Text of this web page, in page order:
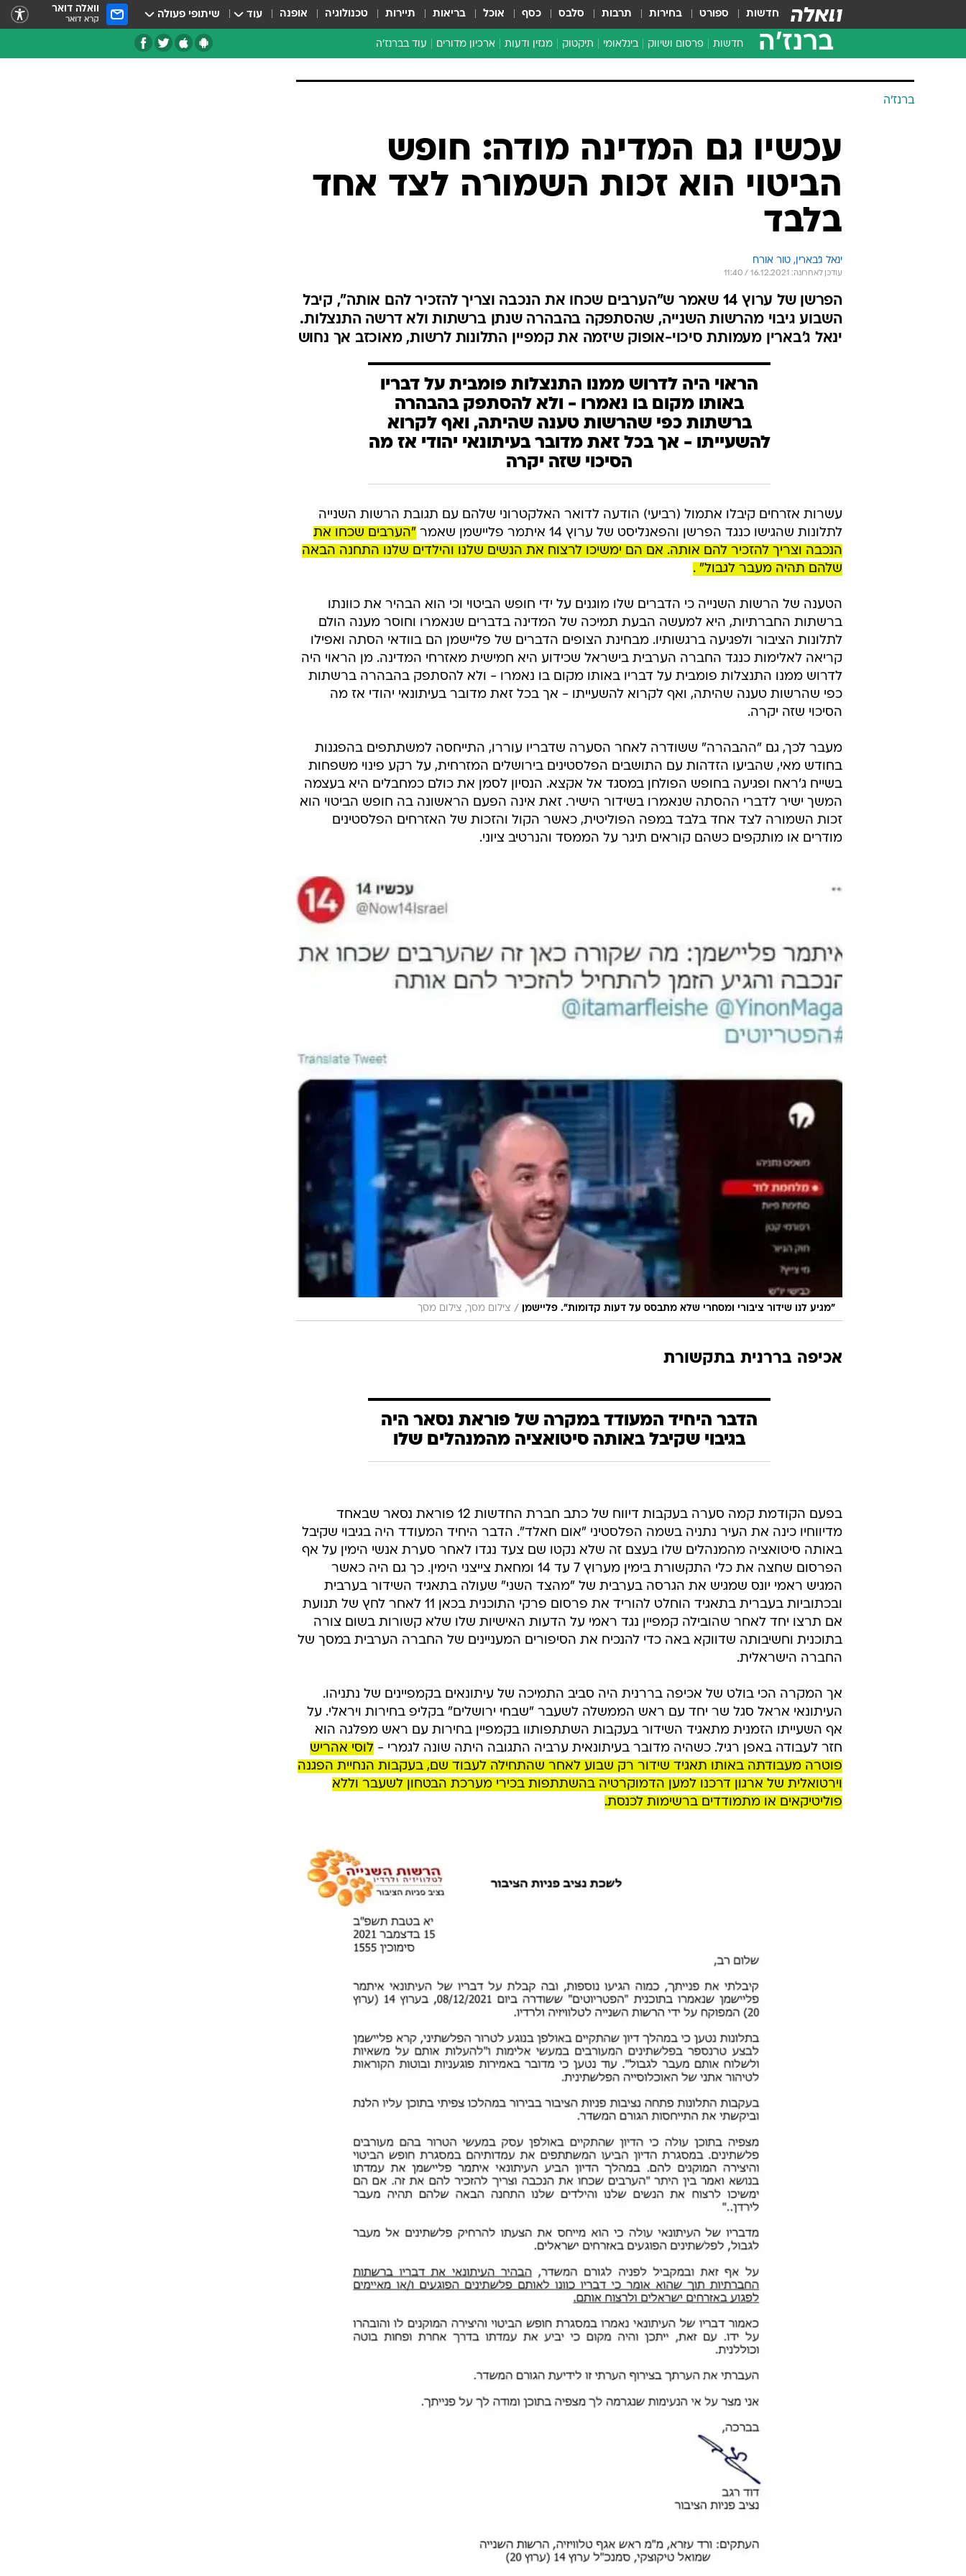
חדשות ספורט בחירות תרבות סלבס כסף אוכל בריאות תיירות טכנולוגיה אופנה עוד שיתופי פעולה וואלה דואר
קרא דואר
ברנז'ה חדשות פרסום ושיווק בינלאומי תיקטוק מגזין ודעות ארכיון מדורים עוד בברנז'ה
ברנז'ה
עכשיו גם המדינה מודה: חופש
הביטוי הוא זכות השמורה לצד אחד
בלבד
ינאל ג'בארין, טור אורח
עודכן לאחרונה: 16.12.2021 / 11:40
הפרשן של ערוץ 14 שאמר ש"הערבים שכחו את הנכבה וצריך להזכיר להם אותה", קיבל
השבוע גיבוי מהרשות השנייה, שהסתפקה בהבהרה שנתן ברשתות ולא דרשה התנצלות.
ינאל ג'בארין מעמותת סיכוי-אופוק שיזמה את קמפיין התלונות לרשות, מאוכזב אך נחוש
הראוי היה לדרוש ממנו התנצלות פומבית על דבריו
באותו מקום בו נאמרו - ולא להסתפק בהבהרה
ברשתות כפי שהרשות טענה שהיתה, ואף לקרוא
להשעייתו - אך בכל זאת מדובר בעיתונאי יהודי אז מה
הסיכוי שזה יקרה
עשרות אזרחים קיבלו אתמול (רביעי) הודעה לדואר האלקטרוני שלהם עם תגובת הרשות השנייה
לתלונות שהגישו כנגד הפרשן והפאנליסט של ערוץ 14 איתמר פליישמן שאמר
"הערבים שכחו את
הנכבה וצריך להזכיר להם אותה. אם הם ימשיכו לרצוח את הנשים שלנו והילדים שלנו התחנה הבאה
שלהם תהיה מעבר לגבול" .
הטענה של הרשות השנייה כי הדברים שלו מוגנים על ידי חופש הביטוי וכי הוא הבהיר את כוונתו
ברשתות החברתיות, היא למעשה הבעת תמיכה של המדינה בדברים שנאמרו וחוסר מענה הולם
לתלונות הציבור ולפגיעה ברגשותיו. מבחינת הצופים הדברים של פליישמן הם בוודאי הסתה ואפילו
קריאה לאלימות כנגד החברה הערבית בישראל שכידוע היא חמישית מאזרחי המדינה. מן הראוי היה
לדרוש ממנו התנצלות פומבית על דבריו באותו מקום בו נאמרו - ולא להסתפק בהבהרה ברשתות
כפי שהרשות טענה שהיתה, ואף לקרוא להשעייתו - אך בכל זאת מדובר בעיתונאי יהודי אז מה
הסיכוי שזה יקרה.
מעבר לכך, גם "ההבהרה" ששודרה לאחר הסערה שדבריו עוררו, התייחסה למשתתפים בהפגנות
בחודש מאי, שהביעו הזדהות עם התושבים הפלסטינים בירושלים המזרחית, על רקע פינוי משפחות
בשייח ג'ראח ופגיעה בחופש הפולחן במסגד אל אקצא. הנסיון לסמן את כולם כמחבלים היא בעצמה
המשך ישיר לדברי ההסתה שנאמרו בשידור הישיר. זאת אינה הפעם הראשונה בה חופש הביטוי הוא
זכות השמורה לצד אחד בלבד במפה הפוליטית, כאשר הקול והזכות של האזרחים הפלסטינים
מודרים או מותקפים כשהם קוראים תיגר על הממסד והנרטיב ציוני.
"מגיע לנו שידור ציבורי ומסחרי שלא מתבסס על דעות קדומות". פליישמן / צילום מסך, צילום מסך
אכיפה בררנית בתקשורת
הדבר היחיד המעודד במקרה של פוראת נסאר היה
בגיבוי שקיבל באותה סיטואציה מהמנהלים שלו
בפעם הקודמת קמה סערה בעקבות דיווח של כתב חברת החדשות 12 פוראת נסאר שבאחד
מדיווחיו כינה את העיר נתניה בשמה הפלסטיני "אום חאלד". הדבר היחיד המעודד היה בגיבוי שקיבל
באותה סיטואציה מהמנהלים שלו בעצם זה שלא נקטו שם צעד נגדו לאחר סערת אנשי הימין על אף
הפרסום שחצה את כלי התקשורת בימין מערוץ 7 עד 14 ומחאת צייצני הימין. כך גם היה כאשר
המגיש ראמי יונס שמגיש את הגרסה בערבית של "מהצד השני" שעולה בתאגיד השידור בערבית
ובכתוביות בעברית בתאגיד הוחלט להוריד את פרסום פרקי התוכנית בכאן 11 לאחר לחץ של תנועת
אם תרצו יחד לאחר שהובילה קמפיין נגד ראמי על הדעות האישיות שלו שלא קשורות בשום צורה
בתוכנית וחשיבותה שדווקא באה כדי להנכיח את הסיפורים המעניינים של החברה הערבית במסך של
החברה הישראלית.
אך המקרה הכי בולט של אכיפה בררנית היה סביב התמיכה של עיתונאים בקמפיינים של נתניהו.
העיתונאי אראל סגל שר יחד עם ראש הממשלה לשעבר "שבחי ירושלים" בקליפ בחירות ויראלי. על
אף השעייתו הזמנית מתאגיד השידור בעקבות השתתפותוו בקמפיין בחירות עם ראש מפלגה הוא
חזר לעבודה באפן רגיל. כשהיה מדובר בעיתונאית ערביה התגובה היתה שונה לגמרי - לוסי אהריש
פוטרה מעבודתה באותו תאגיד שידור רק שבוע לאחר שהתחילה לעבוד שם, בעקבות הנחיית הפגנה
וירטואלית של ארגון דרכנו למען הדמוקרטיה בהשתתפות בכירי מערכת הבטחון לשעבר וללא
פוליטיקאים או מתמודדים ברשימות לכנסת.